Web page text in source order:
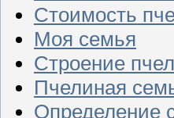
Стоимость
Моя семья
Строение
Пчелиная
Определение